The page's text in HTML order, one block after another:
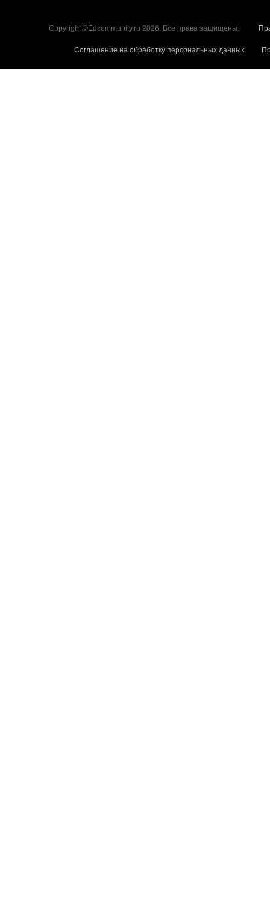
Copyright ©Edcommunity.ru 2026. Все права защищены.
Соглашение на обработку персональных данных